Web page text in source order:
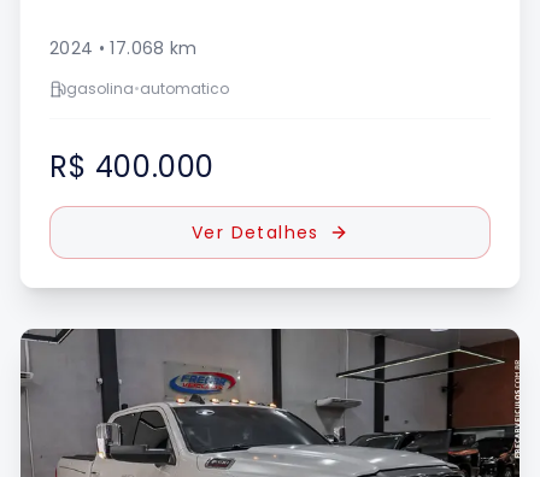
2024 •17.068 km
gasolina•automatico
R$ 400.000
Ver Detalhes